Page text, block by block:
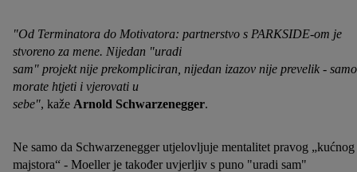
"Od Terminatora do Motivatora: partnerstvo s PARKSIDE-om je
stvoreno za mene. Nijedan "uradi
sam" projekt nije prekompliciran, nijedan izazov nije prevelik -
morate htjeti i vjerovati u
sebe", kaže Arnold Schwarzenegger.
Ne samo da Schwarzenegger utjelovljuje mentalitet pravog „kućnog
majstora“ - Moeller je također uvjerljiv s puno "uradi sam"